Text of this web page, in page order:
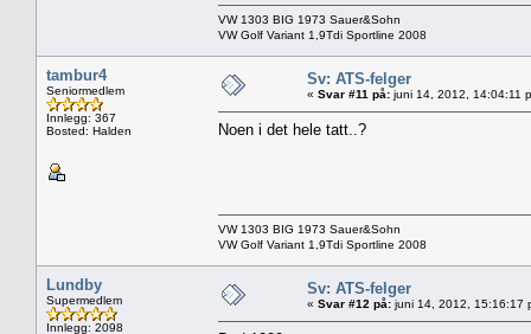
VW 1303 BIG 1973 Sauer&Sohn
VW Golf Variant 1,9Tdi Sportline 2008
tambur4
Seniormedlem
Innlegg: 367
Bosted: Halden
Sv: ATS-felger
« Svar #11 på: juni 14, 2012, 14:04:11
Noen i det hele tatt..?
VW 1303 BIG 1973 Sauer&Sohn
VW Golf Variant 1,9Tdi Sportline 2008
Lundby
Supermedlem
Innlegg: 2098
Sv: ATS-felger
« Svar #12 på: juni 14, 2012, 15:16:17